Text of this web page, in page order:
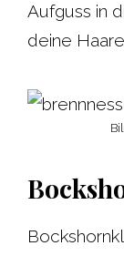
Aufguss in
deine